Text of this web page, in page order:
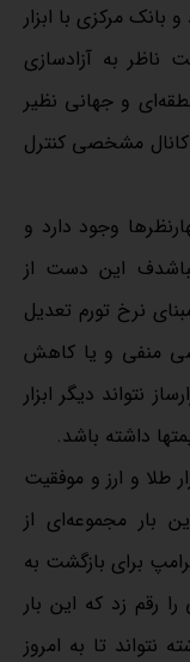
بانک مرکزی با ابزار
ناظر به آزادسازی
و جهانی نظیر
مشخصی کنترل
وجود دارد و
این دست از
نرخ تورم تعدیل
منفی و یا کاهش
نتواند دیگر ابزار
داشته باشد.
طلا و ارز و موفقیت
بار مجموعه‌ای از
برای بازگشت به
رقم زد که این بار
تا به امروز